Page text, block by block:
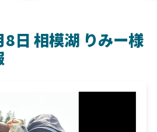
日 相模湖 りみー様